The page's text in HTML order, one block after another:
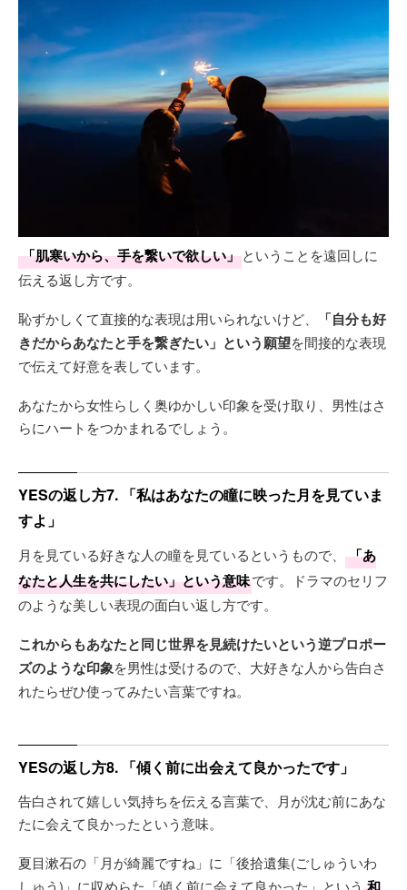
「肌寒いから、手を繋いで欲しい」ということを遠回しに
伝える返し方です。
恥ずかしくて直接的な表現は用いられないけど、
「自分も好
きだからあなたと手を繋ぎたい」という願望を間接的な表現
で伝えて好意を表しています。
あなたから女性らしく奥ゆかしい印象を受け取り、男性はさ
らにハートをつかまれるでしょう。
YESの返し方7. 「私はあなたの瞳に映った月を見ていま
すよ」
月を見ている好きな人の瞳を見ているというもので、
「あ
なたと人生を共にしたい」という意味です。ドラマのセリフ
のような美しい表現の面白い返し方です。
これからもあなたと同じ世界を見続けたいという逆プロポー
ズのような印象を男性は受けるので、大好きな人から告白さ
れたらぜひ使ってみたい言葉ですね。
YESの返し方8. 「傾く前に出会えて良かったです」
告白されて嬉しい気持ちを伝える言葉で、月が沈む前にあな
たに会えて良かったという意味。
夏目漱石の「月が綺麗ですね」に「後拾遺集(ごしゅういわ
しゅう)」に収めらた「傾く前に会えて良かった」という